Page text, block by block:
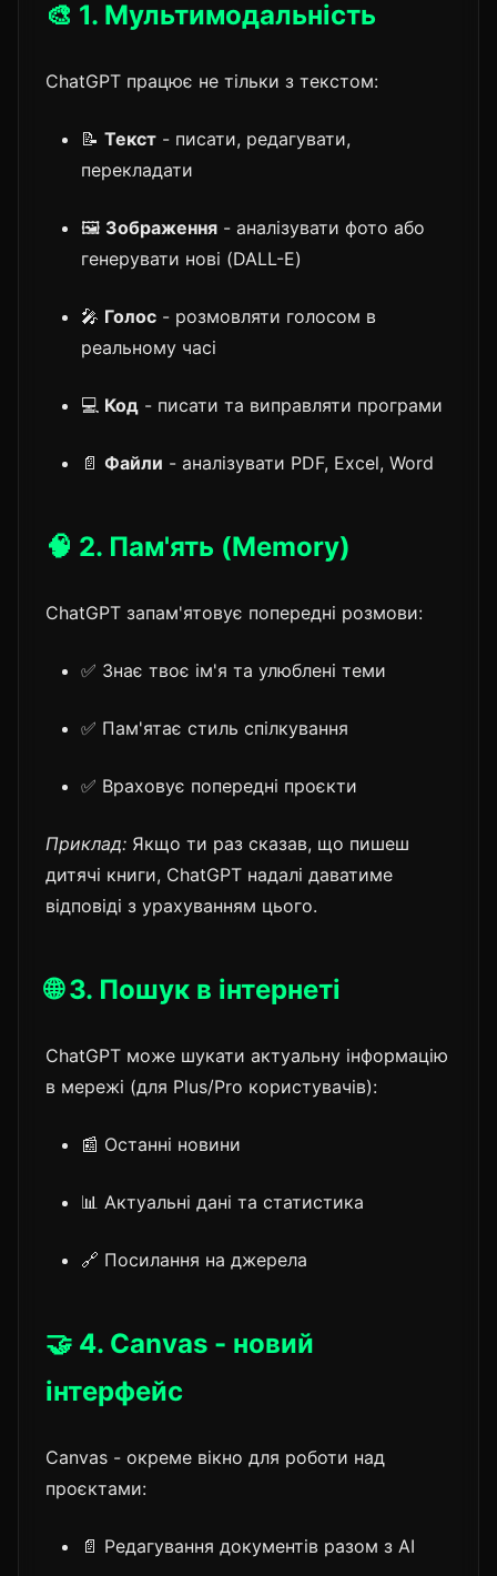
🎨 1. Мультимодальність
ChatGPT працює не тільки з текстом:
📝 Текст - писати, редагувати,
перекладати
🖼️ Зображення - аналізувати фото або
генерувати нові (DALL-E)
🎤 Голос - розмовляти голосом в
реальному часі
💻 Код - писати та виправляти програми
📄 Файли - аналізувати PDF, Excel, Word
🧠 2. Пам'ять (Memory)
ChatGPT запам'ятовує попередні розмови:
✅ Знає твоє ім'я та улюблені теми
✅ Пам'ятає стиль спілкування
✅ Враховує попередні проєкти
Приклад: Якщо ти раз сказав, що пишеш
дитячі книги, ChatGPT надалі даватиме
відповіді з урахуванням цього.
🌐 3. Пошук в інтернеті
ChatGPT може шукати актуальну інформацію
в мережі (для Plus/Pro користувачів):
📰 Останні новини
📊 Актуальні дані та статистика
🔗 Посилання на джерела
🤝 4. Canvas - новий
інтерфейс
Canvas - окреме вікно для роботи над
проєктами:
📄 Редагування документів разом з AI